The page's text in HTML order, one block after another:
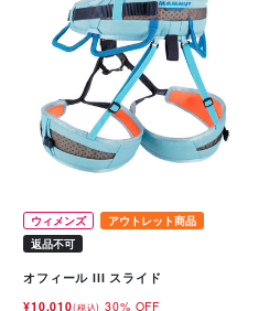
ウィメンズ
アウトレット商品
返品不可
オフィール III スライド
¥10,010(税込) 30% OFF